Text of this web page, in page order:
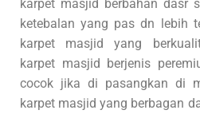
karpet masjid berbahan dasr
ketebalan yang pas dn lebih
karpet masjid yang
karpet masjid berjenis
cocok jika di pasangkan di
karpet masjid yang berbagan